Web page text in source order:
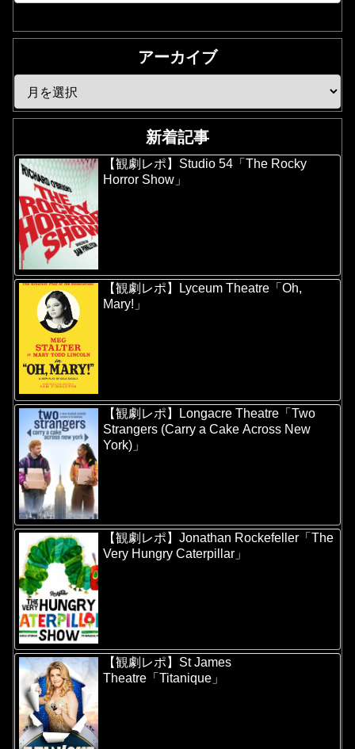
アーカイブ
新着記事
【観劇レポ】Studio 54「The Rocky
Horror Show」
【観劇レポ】Lyceum Theatre「Oh,
Mary!」
【観劇レポ】Longacre Theatre「Two
Strangers (Carry a Cake Across New
York)」
【観劇レポ】Jonathan Rockefeller「The
Very Hungry Caterpillar」
【観劇レポ】St James
Theatre「Titanique」